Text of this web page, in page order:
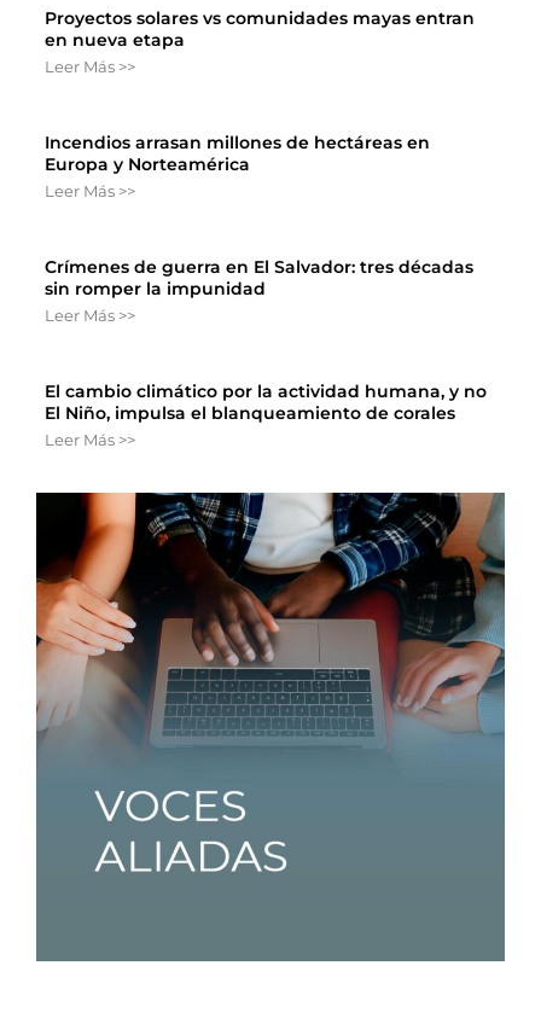
Proyectos solares vs comunidades mayas entran
en nueva etapa
Leer Más >>
Incendios arrasan millones de hectáreas en
Europa y Norteamérica
Leer Más >>
Crímenes de guerra en El Salvador: tres décadas
sin romper la impunidad
Leer Más >>
El cambio climático por la actividad humana, y no
El Niño, impulsa el blanqueamiento de corales
Leer Más >>